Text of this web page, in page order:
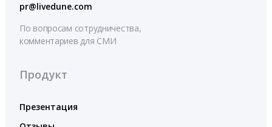
pr@livedune.com
По вопросам сотрудничества,
комментариев для СМИ
Продукт
Презентация